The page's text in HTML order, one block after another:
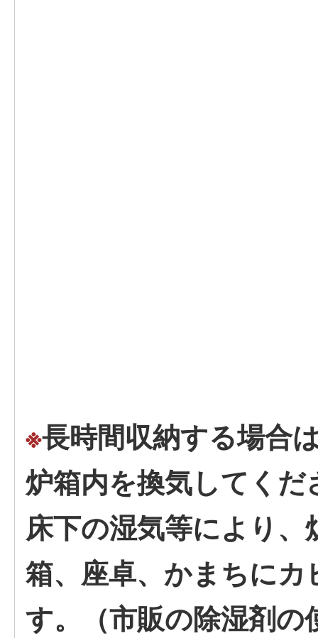
※長時間収納する場合
炉箱内を換気してくだ
床下の湿気等により
箱、座卓、かまちに
す。（市販の除湿剤